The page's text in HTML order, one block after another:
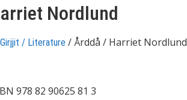
Nordlund
/ Literature / Årddå / Harriet Nordlund
978 82 90625 81 3